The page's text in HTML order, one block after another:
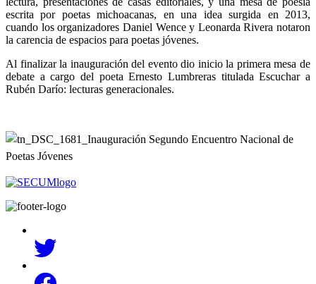
escrita por poetas michoacanas, en una idea surgida en 2013,
cuando los organizadores Daniel Wence y Leonarda Rivera notaron
la carencia de espacios para poetas jóvenes.
Al finalizar la inauguración del evento dio inicio la primera mesa de
debate a cargo del poeta Ernesto Lumbreras titulada Escuchar a
Rubén Darío: lecturas generacionales.